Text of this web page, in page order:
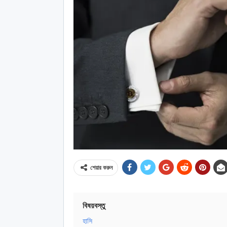
শেয়ার করুন
বিষয়বস্তু
হাসি